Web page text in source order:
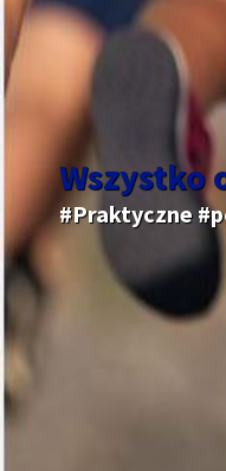
Wszystko
#Praktyczne